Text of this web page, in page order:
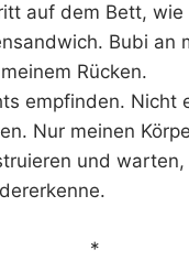
auf dem Bett, wie
Bubi an
Rücken.
empfinden. Nicht
Nur meinen
und
*